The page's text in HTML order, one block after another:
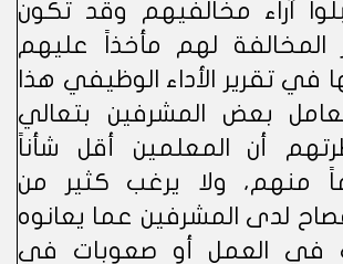
آراء مخالفيهم وقد تكون
المخالفة لهم مأخذاً عليهم
في تقرير الأداء الوظيفي هذا
بعض المشرفين بتعالي
أن المعلمين أقل شأناً
منهم، ولا يرغب كثير من
لدى المشرفين عما يعانوه
في العمل أو صعوبات في